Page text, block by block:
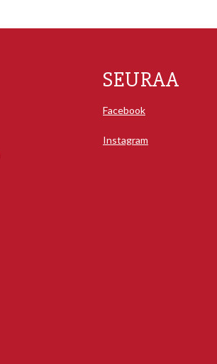
SEURAA
Facebook
Instagram